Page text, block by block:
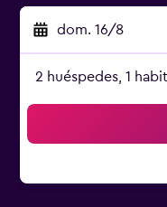
dom. 16/8
2 huéspedes, 1